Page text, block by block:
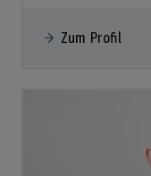
Zum Profil